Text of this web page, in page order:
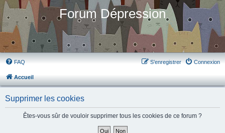
Forum Dépression
FAQ Connexion
S’enregistrer
Accueil
Supprimer les cookies
Êtes-vous sûr de vouloir supprimer tous les cookies de ce forum ?